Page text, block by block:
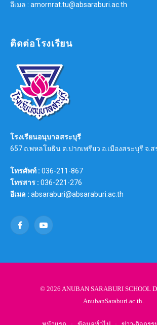
อีเมล : amornrat.tu@absaraburi.ac.th
ติดต่อโรงเรียน
โรงเรียนอนุบาลสระบุรี
657 ถ.พหลโยธิน ต.ปากเพรียว อ.เมืองสระบุรี จ.ส
โทรศัพท์ : 036-211-867
โทรสาร : 036-221-276
อีเมล : absaraburi@absaraburi.ac.th
FacebookYouTube
© 2026 ANUBAN SARABURI SCHOOL
AnubanSaraburi.ac.th.